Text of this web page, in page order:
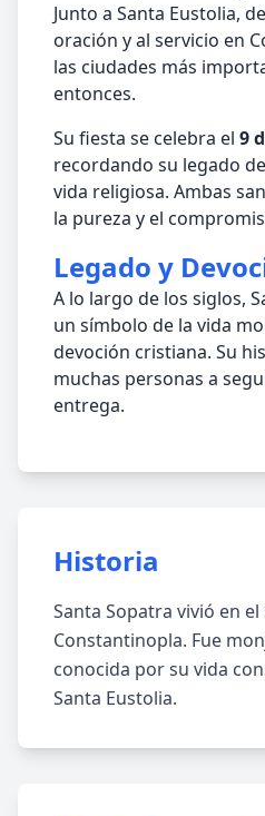
Junto a Santa Eustolia,
oración y al servicio en
las ciudades más
entonces.
Su fiesta se celebra el 9
recordando su legado
vida religiosa. Ambas
la pureza y el
Legado y
A lo largo de los siglos,
un símbolo de la vida
devoción cristiana. Su
muchas personas a
entrega.
Historia
Santa Sopatra vivió en el
Constantinopla. Fue
conocida por su vida
Santa Eustolia.